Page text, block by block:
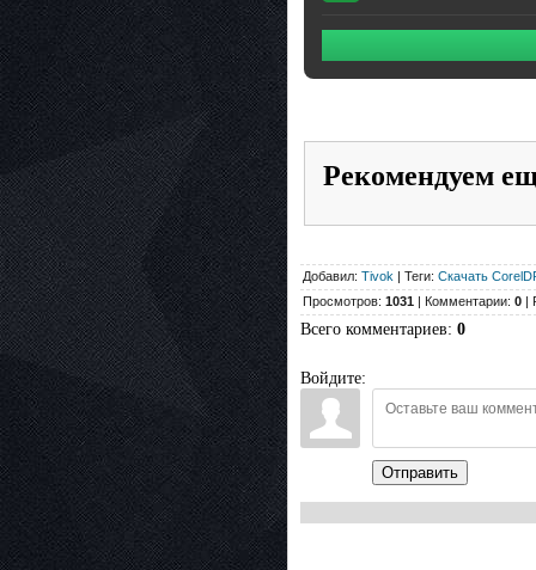
Рекомендуем
Добавил: Tivok | Теги: Скачать
Просмотров: 1031 | Комментарии: 0 |
Всего комментариев: 0
Войдите:
Отправить